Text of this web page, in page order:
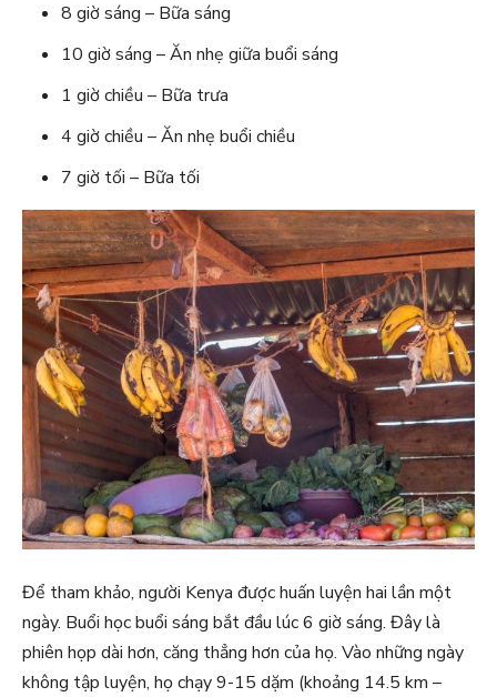
8 giờ sáng – Bữa sáng
10 giờ sáng – Ăn nhẹ giữa buổi sáng
1 giờ chiều – Bữa trưa
4 giờ chiều – Ăn nhẹ buổi chiều
7 giờ tối – Bữa tối
Để tham khảo, người Kenya được huấn luyện hai lần một
ngày. Buổi học buổi sáng bắt đầu lúc 6 giờ sáng. Đây là
phiên họp dài hơn, căng thẳng hơn của họ. Vào những ngày
không tập luyện, họ chạy 9-15 dặm (khoảng 14.5 km –